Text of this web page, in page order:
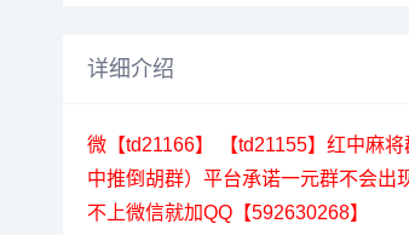
详细介绍
微【td21166】 【td21155】红中麻
中推倒胡群）平台承诺一元群不会出
不上微信就加QQ【592630268】